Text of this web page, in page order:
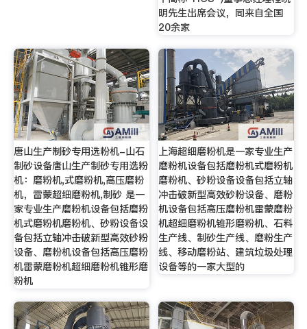
明先生出席会议，同来自全国
20余家
唐山生产制砂专用选粉机-山石
制砂设备唐山生产制砂专用选粉
机：磨粉机,式磨粉机,高压磨粉
机，雷蒙超细磨粉机,制砂 是一
家专业生产磨粉机设备包括磨粉
机式磨粉机磨粉机、砂粉设备设
备包括立轴冲击破新型高效砂粉
设备、磨粉机设备包括高压磨粉
机雷蒙磨粉机超细磨粉机锥形磨
粉机
上海超细磨粉机是一家专业生产
磨粉机设备包括磨粉机式磨粉机
磨粉机、砂粉设备设备包括立轴
冲击破新型高效砂粉设备、磨粉
机设备包括高压磨粉机雷蒙磨粉
机超细磨粉机锥形磨粉机、石料
生产线、制砂生产线、磨粉生产
线、移动磨粉站、建筑垃圾处理
设备等的一家大型的